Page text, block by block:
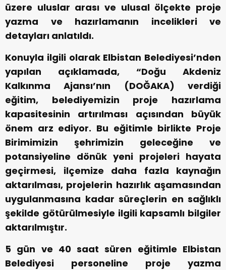
üzere uluslar arası ve ulusal ölçekte proje
yazma ve hazırlamanın incelikleri ve
detayları anlatıldı.
Konuyla ilgili olarak Elbistan Belediyesi’nden
yapılan açıklamada, “Doğu Akdeniz
Kalkınma Ajansı’nın (DOĞAKA) verdiği
eğitim, belediyemizin proje hazırlama
kapasitesinin artırılması açısından büyük
önem arz ediyor. Bu eğitimle birlikte Proje
Birimimizin şehrimizin geleceğine ve
potansiyeline dönük yeni projeleri hayata
geçirmesi, ilçemize daha fazla kaynağın
aktarılması, projelerin hazırlık aşamasından
uygulanmasına kadar süreçlerin en sağlıklı
şekilde götürülmesiyle ilgili kapsamlı bilgiler
aktarılmıştır.
5 gün ve 40 saat süren eğitimle Elbistan
Belediyesi personeline proje yazma